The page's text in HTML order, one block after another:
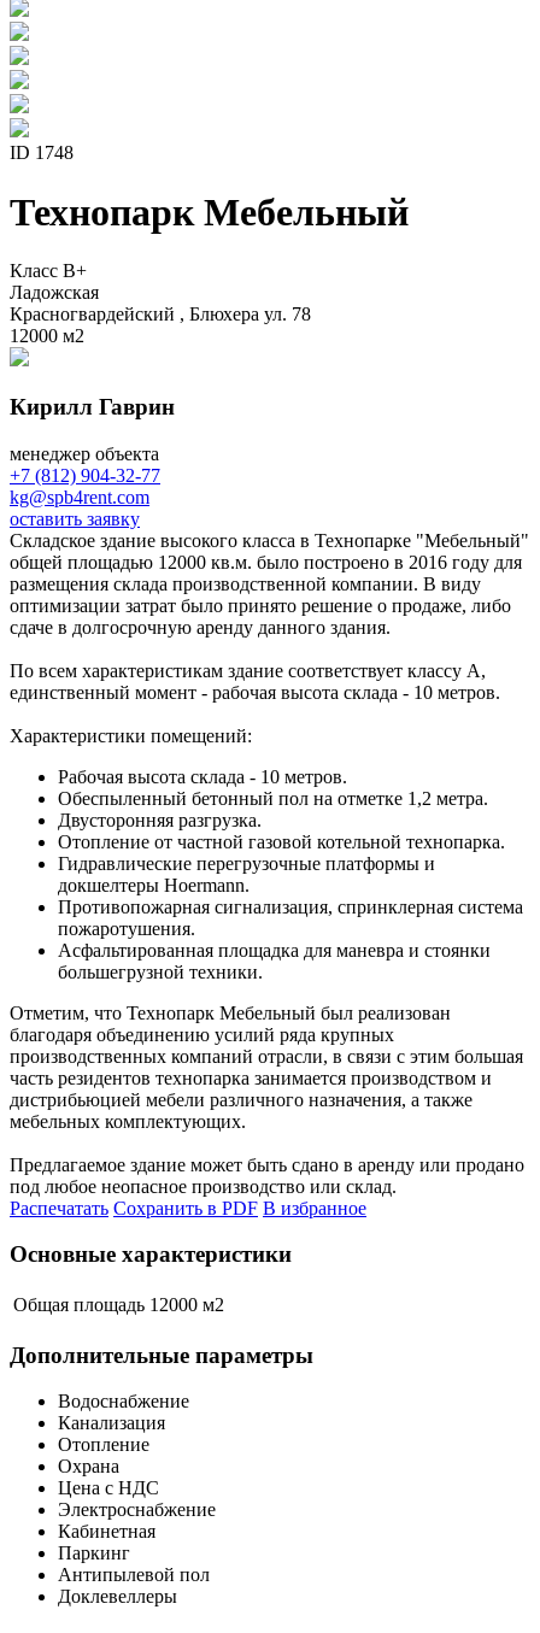
ID 1748
Технопарк Мебельный
Класс B+
Ладожская
Красногвардейский , Блюхера ул. 78
12000 м2
Кирилл Гаврин
менеджер объекта
+7 (812) 904-32-77
kg@spb4rent.com
оставить заявку
Складское здание высокого класса в Технопарке "Мебельный"
общей площадью 12000 кв.м. было построено в 2016 году для
размещения склада производственной компании. В виду
оптимизации затрат было принято решение о продаже, либо
сдаче в долгосрочную аренду данного здания.
По всем характеристикам здание соответствует классу А,
единственный момент - рабочая высота склада - 10 метров.
Характеристики помещений:
Рабочая высота склада - 10 метров.
Обеспыленный бетонный пол на отметке 1,2 метра.
Двусторонняя разгрузка.
Отопление от частной газовой котельной технопарка.
Гидравлические перегрузочные платформы и
докшелтеры Hoermann.
Противопожарная сигнализация, спринклерная система
пожаротушения.
Асфальтированная площадка для маневра и стоянки
большегрузной техники.
Отметим, что Технопарк Мебельный был реализован
благодаря объединению усилий ряда крупных
производственных компаний отрасли, в связи с этим большая
часть резидентов технопарка занимается производством и
дистрибьюцией мебели различного назначения, а также
мебельных комплектующих.
Предлагаемое здание может быть сдано в аренду или продано
под любое неопасное производство или склад.
Распечатать Сохранить в PDF В избранное
Основные характеристики
Общая площадь 12000 м2
Дополнительные параметры
Водоснабжение
Канализация
Отопление
Охрана
Цена с НДС
Электроснабжение
Кабинетная
Паркинг
Антипылевой пол
Доклевеллеры